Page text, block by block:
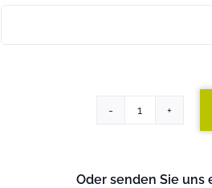
x305
Oder senden Sie